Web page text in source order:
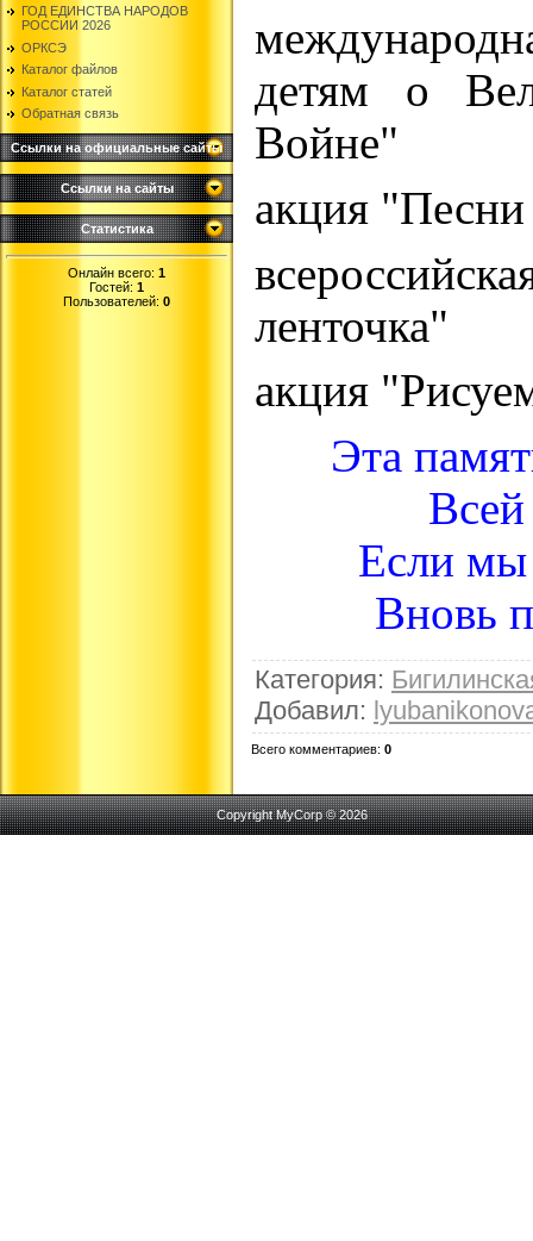
ГОД ЕДИНСТВА НАРОДОВ
РОССИИ 2026
ОРКСЭ
Каталог файлов
Каталог статей
Обратная связь
Ссылки на официальные сайты
Ссылки на сайты
Статистика
Онлайн всего: 1
Гостей: 1
Пользователей: 0
детям о
Войне"
акция
ленточка"
акция
Эта
Если мы
Вновь
Категория:
Добавил:
Всего комментариев: 0
Copyright MyCorp © 2026